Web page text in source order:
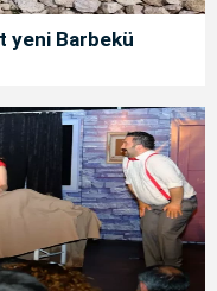
yeni Barbekü